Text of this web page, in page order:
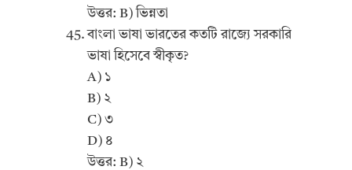
উত্তর: B) ভিন্নতা
বাংলা ভাষা ভারতের কতটি রাজ্যে সরকারি
ভাষা হিসেবে স্বীকৃত?
A) ১
B) ২
C) ৩
D) ৪
উত্তর: B) ২